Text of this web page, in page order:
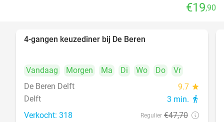
€19,90
4-gangen keuzediner bij De Beren
Vandaag Morgen Ma Di Wo Do
Vr
De Beren Delft
9.7 star
Delft 3 min. directions_walk
Verkocht: 318 Regulier €47,70